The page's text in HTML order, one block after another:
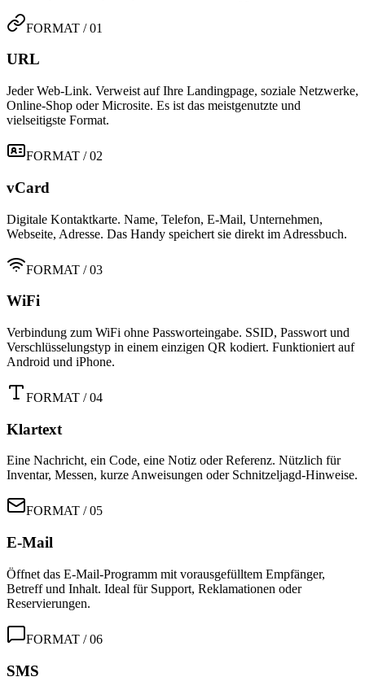
FORMAT / 01
URL
Jeder Web-Link. Verweist auf Ihre Landingpage, soziale Netzwerke,
Online-Shop oder Microsite. Es ist das meistgenutzte und
vielseitigste Format.
FORMAT / 02
vCard
Digitale Kontaktkarte. Name, Telefon, E-Mail, Unternehmen,
Webseite, Adresse. Das Handy speichert sie direkt im Adressbuch.
FORMAT / 03
WiFi
Verbindung zum WiFi ohne Passworteingabe. SSID, Passwort und
Verschlüsselungstyp in einem einzigen QR kodiert. Funktioniert auf
Android und iPhone.
FORMAT / 04
Klartext
Eine Nachricht, ein Code, eine Notiz oder Referenz. Nützlich für
Inventar, Messen, kurze Anweisungen oder Schnitzeljagd-Hinweise.
FORMAT / 05
E-Mail
Öffnet das E-Mail-Programm mit vorausgefülltem Empfänger,
Betreff und Inhalt. Ideal für Support, Reklamationen oder
Reservierungen.
FORMAT / 06
SMS